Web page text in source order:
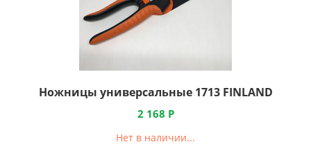
Ножницы универсальные 1713 FINLAND
2 168 Р
Нет в наличии...